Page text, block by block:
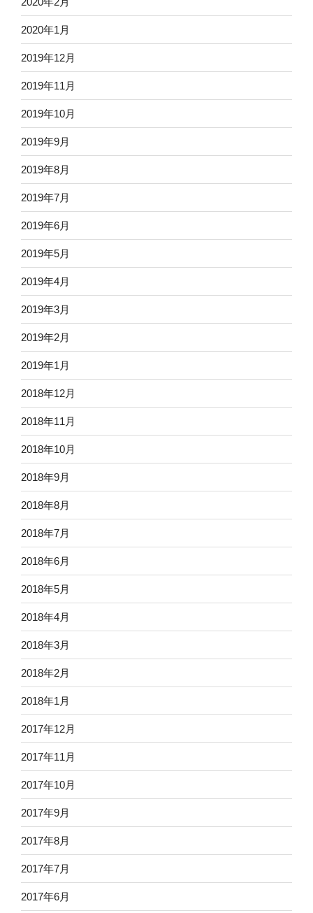
2020年1月
2019年12月
2019年11月
2019年10月
2019年9月
2019年8月
2019年7月
2019年6月
2019年5月
2019年4月
2019年3月
2019年2月
2019年1月
2018年12月
2018年11月
2018年10月
2018年9月
2018年8月
2018年7月
2018年6月
2018年5月
2018年4月
2018年3月
2018年2月
2018年1月
2017年12月
2017年11月
2017年10月
2017年9月
2017年8月
2017年7月
2017年6月